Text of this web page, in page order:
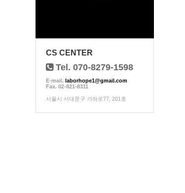
CS CENTER
Tel. 070-8279-1598
E-mail. laborhope1@gmail.com
Fax. 02-821-8311
서울시 서대문구 가좌로77, 201호